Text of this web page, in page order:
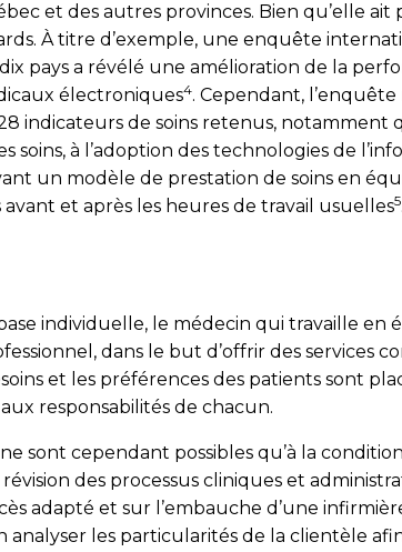
et des autres provinces. Bien qu’elle ait
À titre d’exemple, une enquête
pays a révélé une amélioration de la
électroniques4. Cependant,
indicateurs de soins retenus, notamment
à l’adoption des technologies de
un modèle de prestation de soins en
et après les heures de travail usuelles5
individuelle, le médecin qui travaille en
dans le but d’offrir des services
et les préférences des patients sont
responsabilités de chacun.
sont cependant possibles qu’à la
des processus cliniques et
adapté et sur l’embauche d’une
les particularités de la clientèle